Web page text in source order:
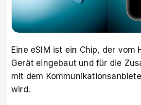
Eine eSIM ist ein Chip, der vom
Gerät eingebaut und für die
mit dem
wird.